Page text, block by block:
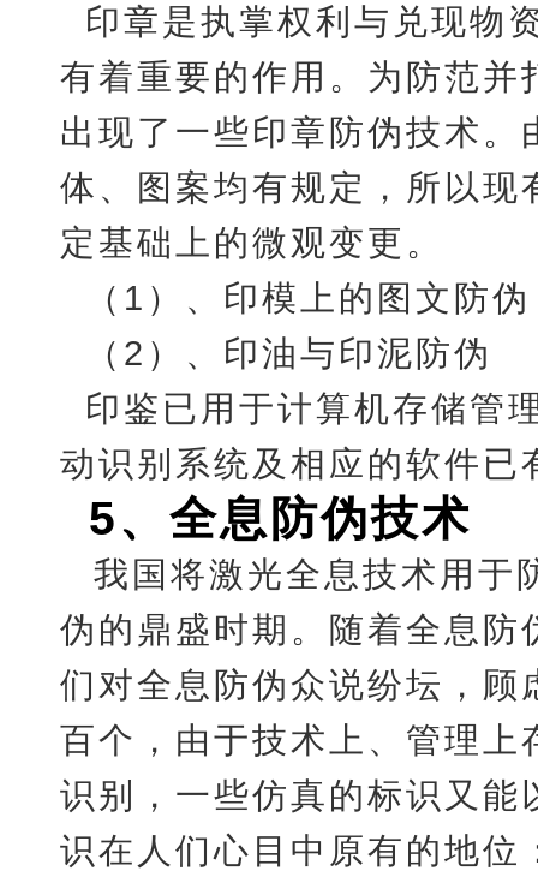
印章是执掌权利与兑现物
有着重要的作用。为防范
出现了一些印章防伪技术
体、图案均有规定，所以
定基础上的微观变更。
（1）、印模上的图文防伪
（2）、印油与印泥防伪
印鉴已用于计算机存储管
动识别系统及相应的软件已
5、 全息防伪技术
我国将激光全息技术用于
伪的鼎盛时期。随着全息
们对全息防伪众说纷坛，
百个，由于技术上、管理
识别，一些仿真的标识又
识在人们心目中原有的地